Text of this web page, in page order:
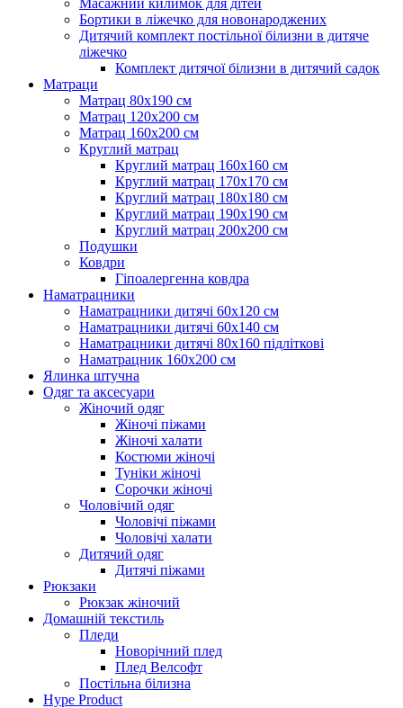
Масажний килимок для дітей
Бортики в ліжечко для новонароджених
Дитячий комплект постільної білизни в дитяче
ліжечко
Комплект дитячої білизни в дитячий садок
Матраци
Матрац 80х190 см
Матрац 120х200 см
Матрац 160х200 см
Круглий матрац
Круглий матрац 160х160 см
Круглий матрац 170х170 см
Круглий матрац 180х180 см
Круглий матрац 190х190 см
Круглий матрац 200х200 см
Подушки
Ковдри
Гіпоалергенна ковдра
Наматрацники
Наматрацники дитячі 60х120 см
Наматрацники дитячі 60х140 см
Наматрацники дитячі 80х160 підліткові
Наматрацник 160х200 см
Ялинка штучна
Одяг та аксесуари
Жіночий одяг
Жіночі піжами
Жіночі халати
Костюми жіночі
Туніки жіночі
Сорочки жіночі
Чоловічий одяг
Чоловічі піжами
Чоловічі халати
Дитячий одяг
Дитячі піжами
Рюкзаки
Рюкзак жіночий
Домашній текстиль
Пледи
Новорічний плед
Плед Велсофт
Постільна білизна
Hype Product